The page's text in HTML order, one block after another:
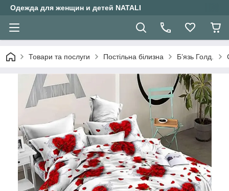
Одежда для женщин и детей NATALI
Товари та послуги Постільна білизна Б’язь Голд.